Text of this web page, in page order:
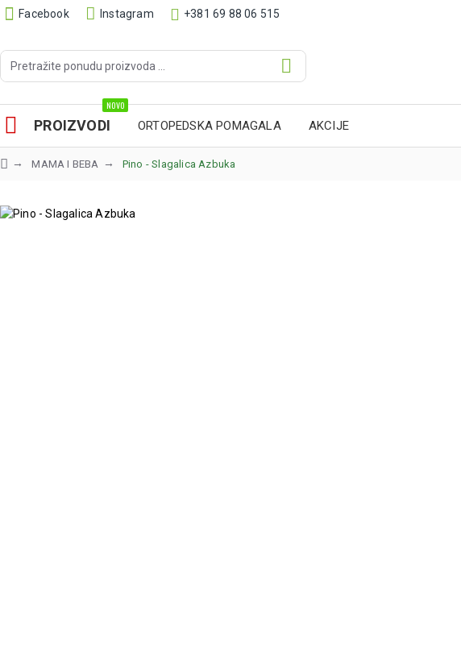
Facebook Instagram +381 69 88 06 515
PROIZVODI
NOVO
ORTOPEDSKA POMAGALA AKCIJE
MAMA I BEBA Pino - Slagalica Azbuka